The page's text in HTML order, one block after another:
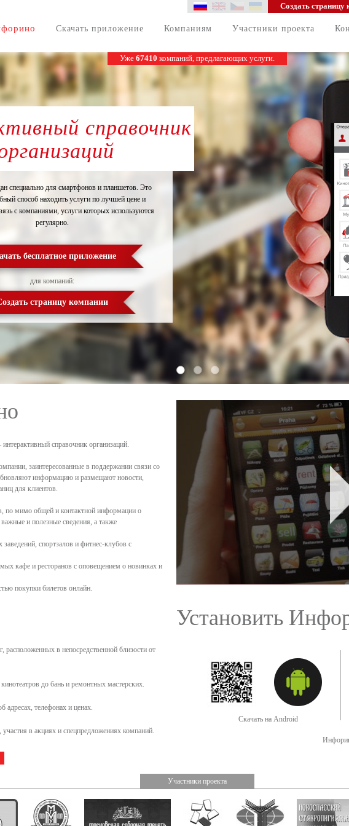
Скачать приложение Компаниям Участники проекта
Создать страницу
справочник
специально для смартфонов и планшетов. Это
способ находить услуги по лучшей цене и
с компаниями, услуги которых используются
регулярно.
бесплатное приложение
для компаний:
страницу компании
Уже 67410 компаний, предлагающих услуги.
справочник организаций.
заинтересованные в поддержании связи со
информацию и размещают новости,
для клиентов.
по мимо общей и контактной информации о
и полезные сведения, а также
спортзалов и фитнес-клубов с
кафе и ресторанов с оповещением о новинках и
покупки билетов онлайн.
расположенных в непосредственной близости от
до бань и ремонтных мастерских.
адресах, телефонах и ценах.
в акциях и спецпредложениях компаний.
Установить
Скачать на Android
Участники проекта